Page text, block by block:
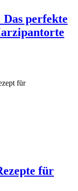
perfekte
für
für